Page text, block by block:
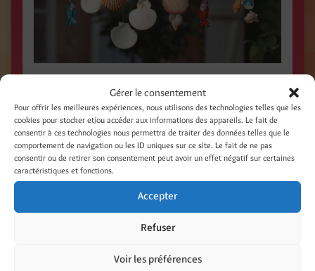
Gérer le consentement
Pour offrir les meilleures expériences, nous utilisons des technologies telles que les
cookies pour stocker et/ou accéder aux informations des appareils. Le fait de
consentir à ces technologies nous permettra de traiter des données telles que le
comportement de navigation ou les ID uniques sur ce site. Le fait de ne pas
consentir ou de retirer son consentement peut avoir un effet négatif sur certaines
caractéristiques et fonctions.
Accepter
Refuser
Voir les préférences
LUSTRE / ASTUCES-RÉCUP DU BORD DE MER /
2007 / Éditions Ouest France /Photo Frédérique
Clément/www.editionsouestfrance.eu/